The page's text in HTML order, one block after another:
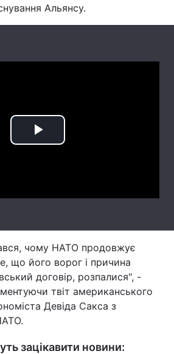
Альянсу.
Play
чому НАТО продовжує
що його ворог і причина
договір, розпалися", -
твіт американського
Девіда Сакса з
зацікавити новини: